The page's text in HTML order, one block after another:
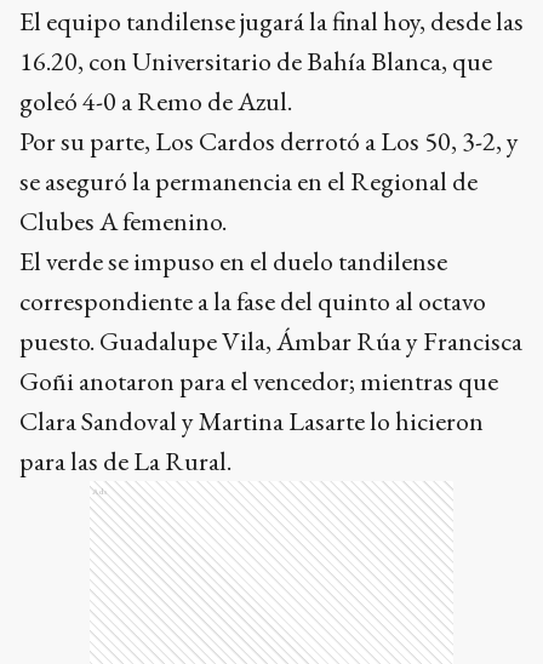
El equipo tandilense jugará la final hoy, desde las
16.20, con Universitario de Bahía Blanca, que
goleó 4-0 a Remo de Azul.
Por su parte, Los Cardos derrotó a Los 50, 3-2, y
se aseguró la permanencia en el Regional de
Clubes A femenino.
El verde se impuso en el duelo tandilense
correspondiente a la fase del quinto al octavo
puesto. Guadalupe Vila, Ámbar Rúa y Francisca
Goñi anotaron para el vencedor; mientras que
Clara Sandoval y Martina Lasarte lo hicieron
para las de La Rural.
Ads